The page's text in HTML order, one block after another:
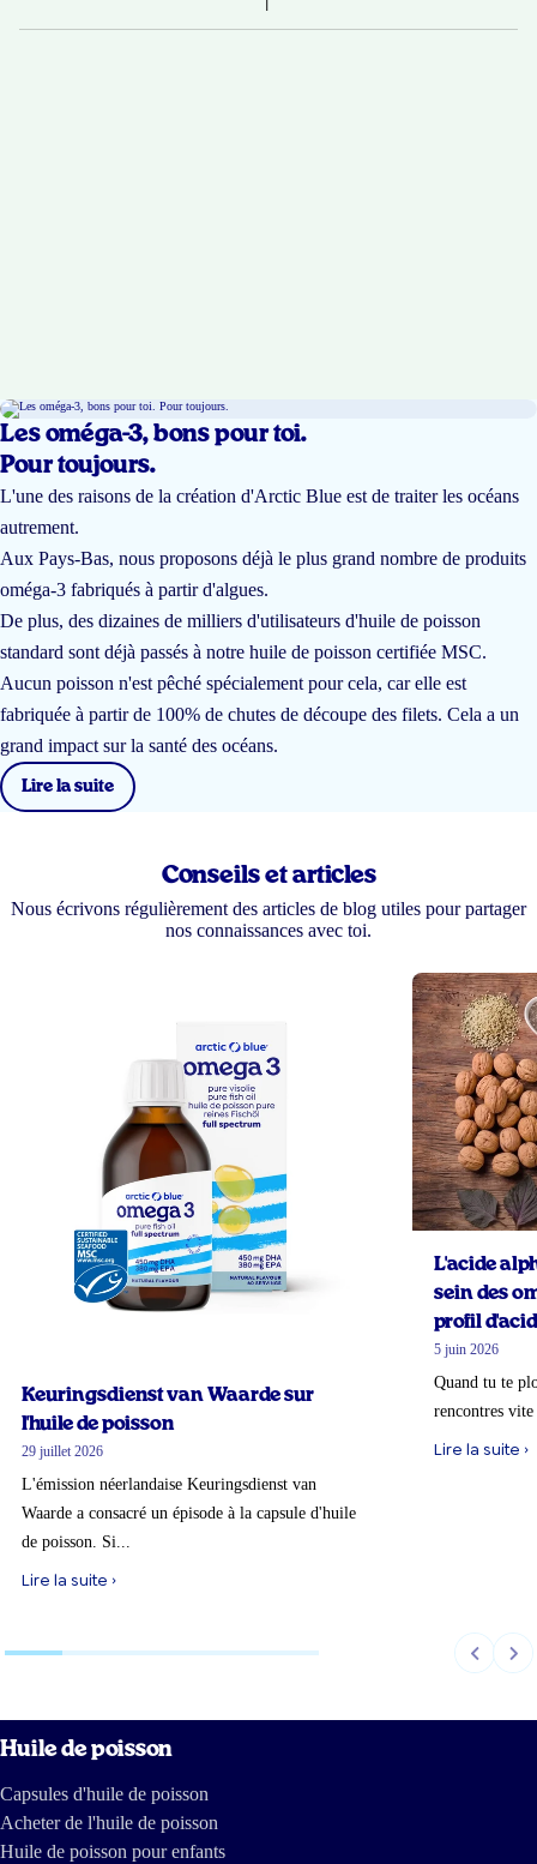
Les oméga-3, bons pour toi.
Pour toujours.
L'une des raisons de la création d'Arctic Blue est de traiter les océans
autrement.
Aux Pays-Bas, nous proposons déjà le plus grand nombre de produits
oméga-3 fabriqués à partir d'algues.
De plus, des dizaines de milliers d'utilisateurs d'huile de poisson
standard sont déjà passés à notre huile de poisson certifiée MSC.
Aucun poisson n'est pêché spécialement pour cela, car elle est
fabriquée à partir de 100% de chutes de découpe des filets. Cela a un
grand impact sur la santé des océans.
Lire la suite
Conseils et articles
Nous écrivons régulièrement des articles de blog utiles pour partager
nos connaissances avec toi.
Keuringsdienst van Waarde sur
l'huile de poisson
29 juillet 2026
L'émission néerlandaise Keuringsdienst van
Waarde a consacré un épisode à la capsule d'huile
de poisson. Si...
Lire la suite ›
L'acide
sein des
profil
5 juin 2026
Quand tu te
rencontres
Lire la suite ›
Huile de poisson
Capsules d'huile de poisson
Acheter de l'huile de poisson
Huile de poisson pour enfants